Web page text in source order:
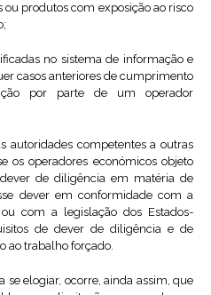
ou produtos com exposição ao risco
no sistema de informação e
casos anteriores de cumprimento
por parte de um operador
autoridades competentes a outras
os operadores económicos objeto
de diligência em matéria de
dever em conformidade com a
com a legislação dos Estados-
de dever de diligência e de
ao trabalho forçado.
se elogiar, ocorre, ainda assim, que